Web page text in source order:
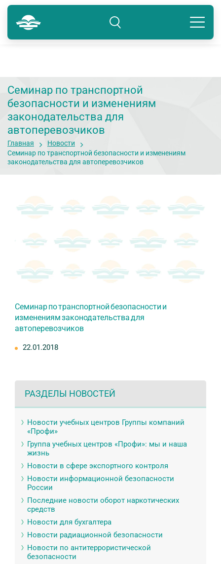
Краснодар
Подразделение: Краснодар
8 800 234-80-99
Семинар по транспортной
безопасности и изменениям
законодательства для
автоперевозчиков
Главная
Новости
Семинар по транспортной безопасности и изменениям
законодательства для автоперевозчиков
Семинар по транспортной безопасности и
изменениям законодательства для
автоперевозчиков
22.01.2018
РАЗДЕЛЫ НОВОСТЕЙ
Новости учебных центров Группы компаний
«Профи»
Группа учебных центров «Профи»: мы и наша
жизнь
Новости в сфере экспортного контроля
Новости информационной безопасности
России
Последние новости оборот наркотических
средств
Новости для бухгалтера
Новости радиационной безопасности
Новости по антитеррористической
безопасности